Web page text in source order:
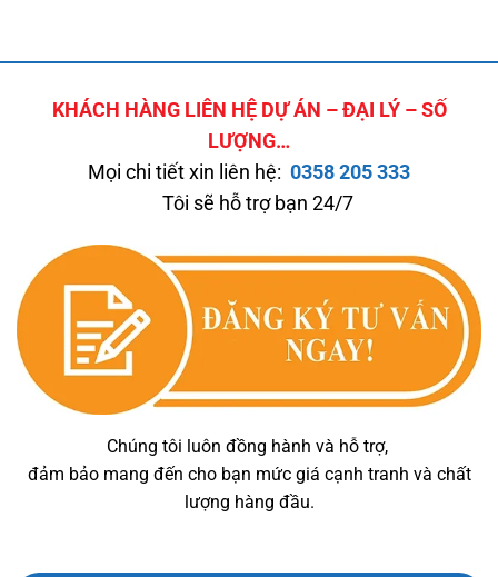
KHÁCH HÀNG LIÊN HỆ DỰ ÁN – ĐẠI LÝ – SỐ
LƯỢNG…
Mọi chi tiết xin liên hệ: 0358 205 333
Tôi sẽ hỗ trợ bạn 24/7
Chúng tôi luôn đồng hành và hỗ trợ,
đảm bảo mang đến cho bạn mức giá cạnh tranh và chất
lượng hàng đầu.